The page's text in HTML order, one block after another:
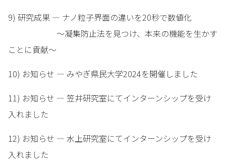
9) 研究成果 — ナノ粒子界面の違いを20秒で数値化
～凝集防止法を見つけ、本来の機能を生かす
ことに貢献～
10) お知らせ — みやぎ県民大学2024を開催しました
11) お知らせ — 笠井研究室にてインターンシップを受け
入れました
12) お知らせ — 水上研究室にてインターンシップを受け
入れました